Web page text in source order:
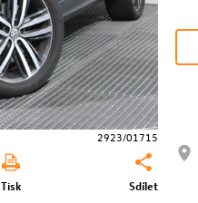
2923/01715
Tisk Sdílet